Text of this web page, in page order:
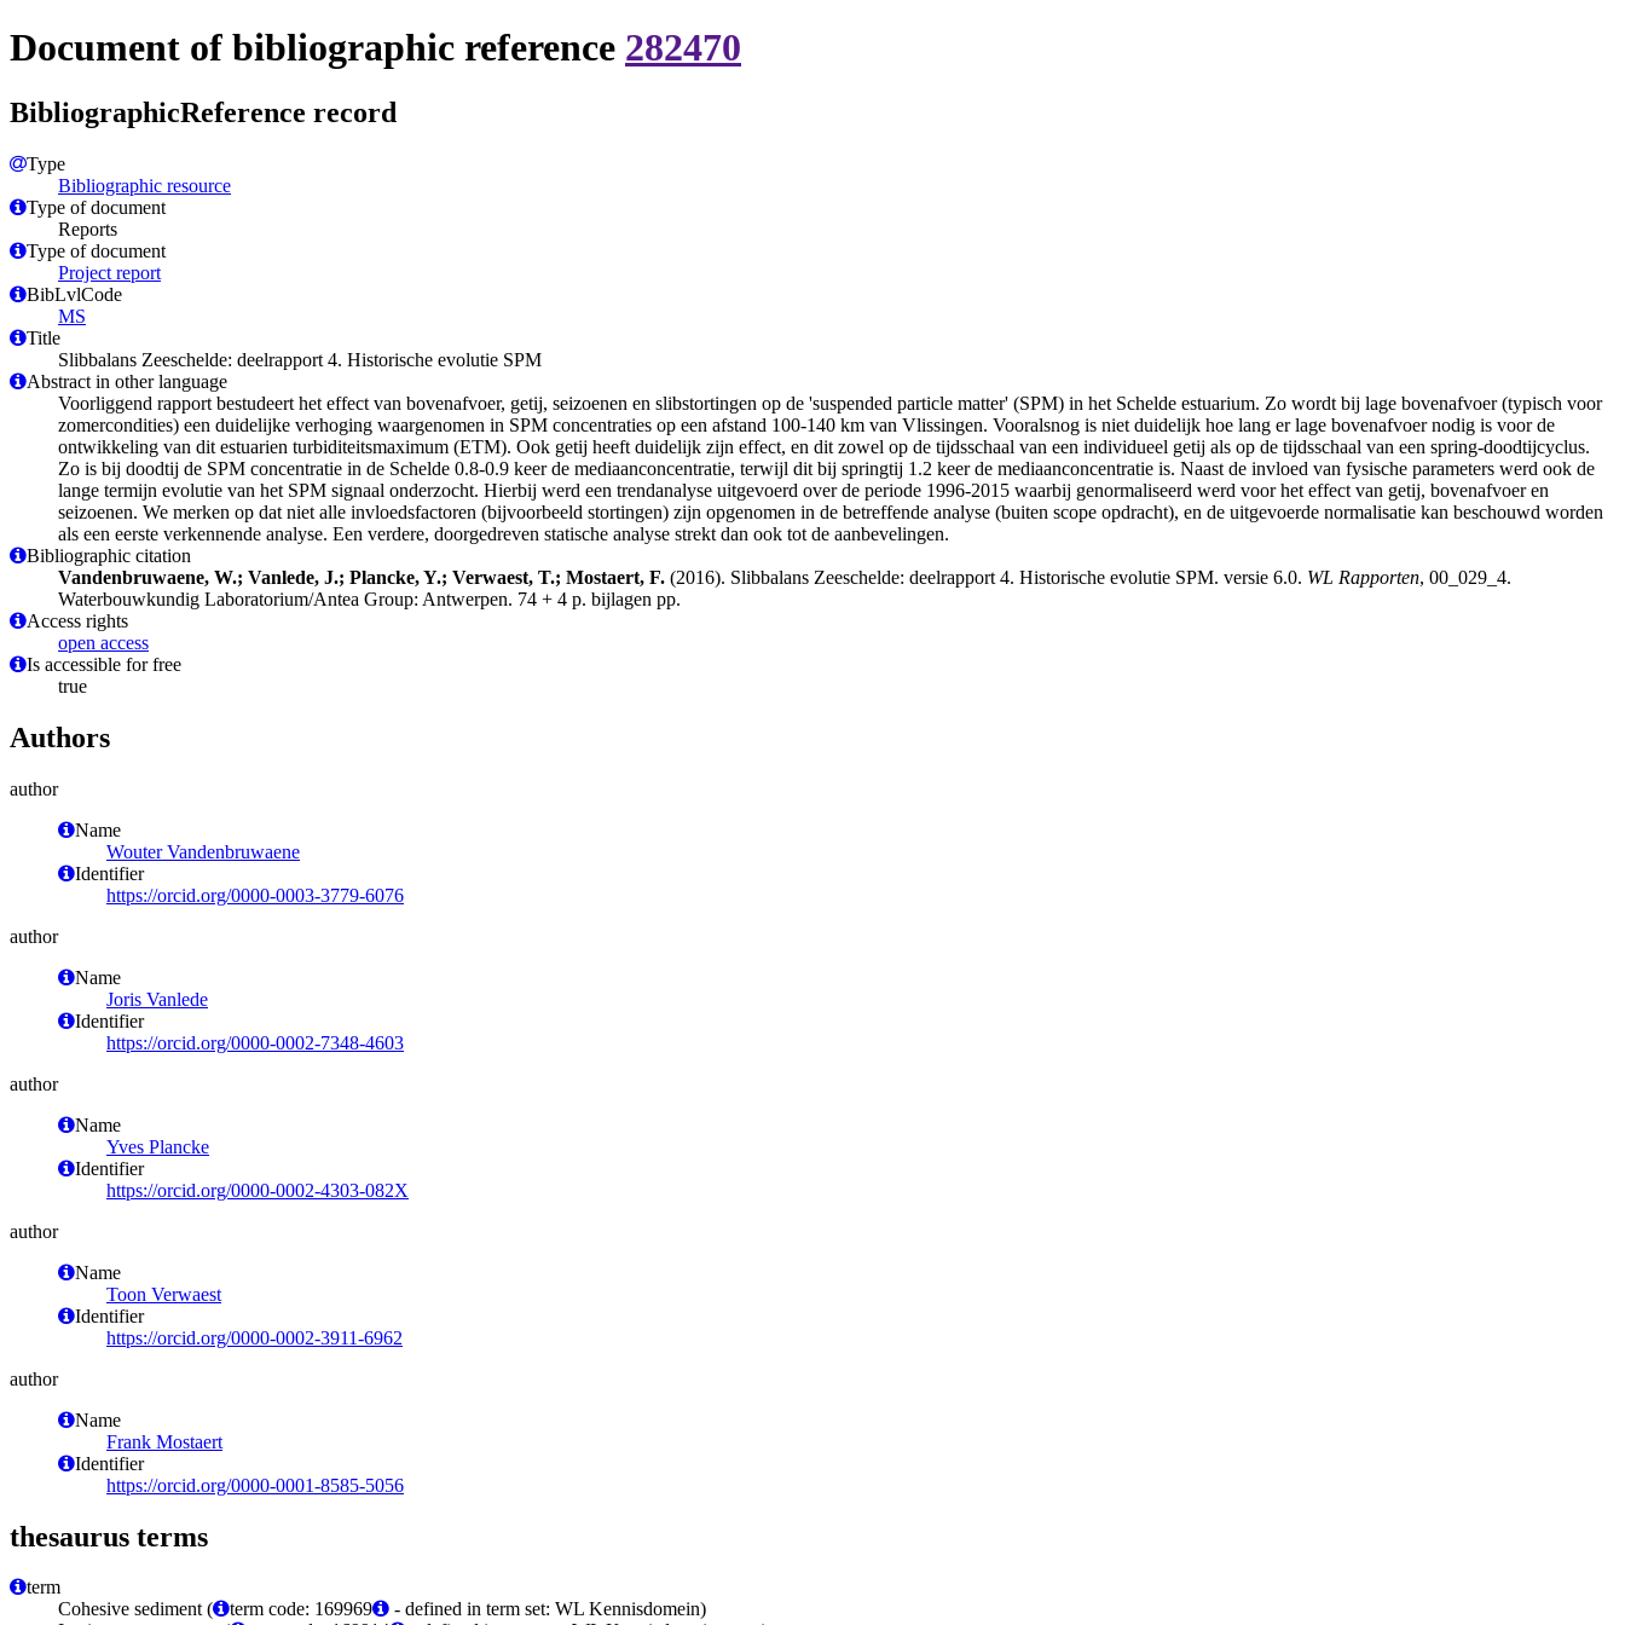
Document of bibliographic reference 282470
BibliographicReference record
Type
Bibliographic resource
Type of document
Reports
Type of document
Project report
BibLvlCode
MS
Title
Slibbalans Zeeschelde: deelrapport 4. Historische evolutie SPM
Abstract in other language
Voorliggend rapport bestudeert het effect van bovenafvoer, getij, seizoenen en slibstortingen op de 'suspended particle matter' (SPM) in het Schelde estuarium. Zo wordt bij lage bovenafvoer (typisch voor
zomercondities) een duidelijke verhoging waargenomen in SPM concentraties op een afstand 100-140 km van Vlissingen. Vooralsnog is niet duidelijk hoe lang er lage bovenafvoer nodig is voor de
ontwikkeling van dit estuarien turbiditeitsmaximum (ETM). Ook getij heeft duidelijk zijn effect, en dit zowel op de tijdsschaal van een individueel getij als op de tijdsschaal van een spring-doodtijcyclus.
Zo is bij doodtij de SPM concentratie in de Schelde 0.8-0.9 keer de mediaanconcentratie, terwijl dit bij springtij 1.2 keer de mediaanconcentratie is. Naast de invloed van fysische parameters werd ook de
lange termijn evolutie van het SPM signaal onderzocht. Hierbij werd een trendanalyse uitgevoerd over de periode 1996-2015 waarbij genormaliseerd werd voor het effect van getij, bovenafvoer en
seizoenen. We merken op dat niet alle invloedsfactoren (bijvoorbeeld stortingen) zijn opgenomen in de betreffende analyse (buiten scope opdracht), en de uitgevoerde normalisatie kan beschouwd worden
als een eerste verkennende analyse. Een verdere, doorgedreven statische analyse strekt dan ook tot de aanbevelingen.
Bibliographic citation
Vandenbruwaene, W.; Vanlede, J.; Plancke, Y.; Verwaest, T.; Mostaert, F. (2016). Slibbalans Zeeschelde: deelrapport 4. Historische evolutie SPM. versie 6.0. WL Rapporten, 00_029_4.
Waterbouwkundig Laboratorium/Antea Group: Antwerpen. 74 + 4 p. bijlagen pp.
Access rights
open access
Is accessible for free
true
Authors
author
Name
Wouter Vandenbruwaene
Identifier
https://orcid.org/0000-0003-3779-6076
author
Name
Joris Vanlede
Identifier
https://orcid.org/0000-0002-7348-4603
author
Name
Yves Plancke
Identifier
https://orcid.org/0000-0002-4303-082X
author
Name
Toon Verwaest
Identifier
https://orcid.org/0000-0002-3911-6962
author
Name
Frank Mostaert
Identifier
https://orcid.org/0000-0001-8585-5056
thesaurus terms
term
Cohesive sediment (
term code: 169969
- defined in term set: WL Kennisdomein)